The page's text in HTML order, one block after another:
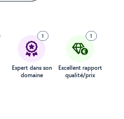
1
Expert dans son
domaine
1
Excellent rapport
qualité/prix